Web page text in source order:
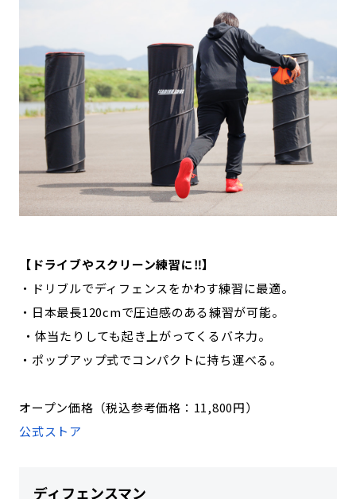
【ドライブやスクリーン練習に‼】
・ドリブルでディフェンスをかわす練習に最適。
・日本最長120cmで圧迫感のある練習が可能。
・体当たりしても起き上がってくるバネ力。
・ポップアップ式でコンパクトに持ち運べる。
オープン価格（税込参考価格：11,800円）
公式ストア
ディフェンスマン